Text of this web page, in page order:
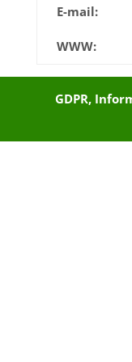
E-mail:
WWW:
GDPR,